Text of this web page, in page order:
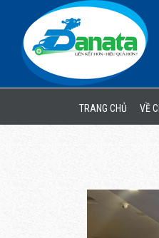
TRANG CHỦ VỀ